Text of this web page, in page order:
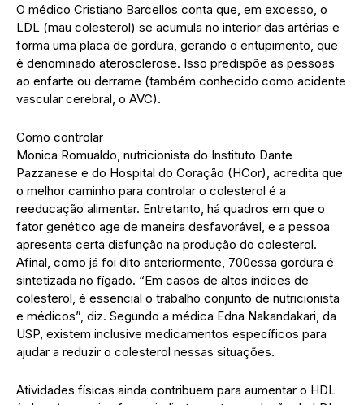
O médico Cristiano Barcellos conta que, em excesso, o
LDL (mau colesterol) se acumula no interior das artérias e
forma uma placa de gordura, gerando o entupimento, que
é denominado aterosclerose. Isso predispõe as pessoas
ao enfarte ou derrame (também conhecido como acidente
vascular cerebral, o AVC).
Como controlar
Monica Romualdo, nutricionista do Instituto Dante
Pazzanese e do Hospital do Coração (HCor), acredita que
o melhor caminho para controlar o colesterol é a
reeducação alimentar. Entretanto, há quadros em que o
fator genético age de maneira desfavorável, e a pessoa
apresenta certa disfunção na produção do colesterol.
Afinal, como já foi dito anteriormente, 700essa gordura é
sintetizada no fígado. “Em casos de altos índices de
colesterol, é essencial o trabalho conjunto de nutricionista
e médicos”, diz. Segundo a médica Edna Nakandakari, da
USP, existem inclusive medicamentos específicos para
ajudar a reduzir o colesterol nessas situações.
Atividades físicas ainda contribuem para aumentar o HDL